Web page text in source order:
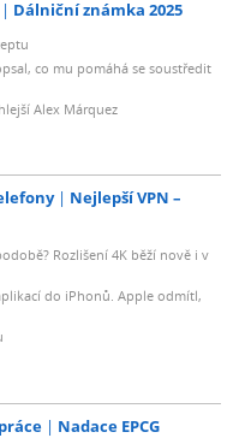
Dálniční známka 2025
co mu pomáhá se soustředit
Alex Márquez
Nejlepší VPN –
Rozlišení 4K běží nově i v
do iPhonů. Apple odmítl,
Nadace EPCG